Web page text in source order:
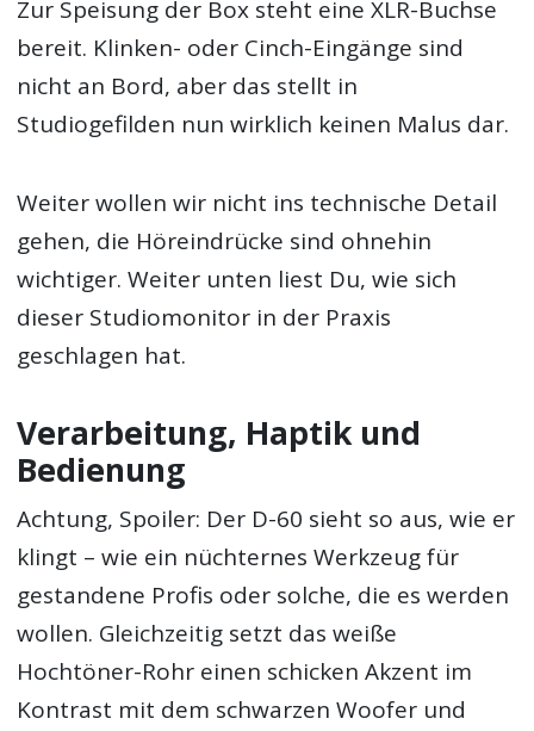
Zur Speisung der Box steht eine XLR-Buchse
bereit. Klinken- oder Cinch-Eingänge sind
nicht an Bord, aber das stellt in
Studiogefilden nun wirklich keinen Malus dar.
Weiter wollen wir nicht ins technische Detail
gehen, die Höreindrücke sind ohnehin
wichtiger. Weiter unten liest Du, wie sich
dieser Studiomonitor in der Praxis
geschlagen hat.
Verarbeitung, Haptik und
Bedienung
Achtung, Spoiler: Der D-60 sieht so aus, wie er
klingt – wie ein nüchternes Werkzeug für
gestandene Profis oder solche, die es werden
wollen. Gleichzeitig setzt das weiße
Hochtöner-Rohr einen schicken Akzent im
Kontrast mit dem schwarzen Woofer und